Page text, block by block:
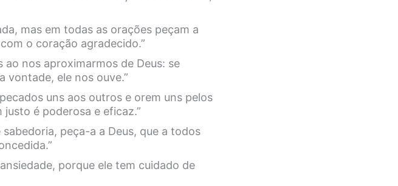
mas em todas as orações peçam a
o coração agradecido.”
ao nos aproximarmos de Deus: se
vontade, ele nos ouve.”
uns aos outros e orem uns pelos
é poderosa e eficaz.”
peça-a a Deus, que a todos
porque ele tem cuidado de